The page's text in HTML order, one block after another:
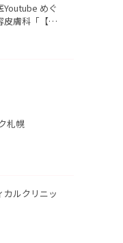
Youtube めぐ
皮膚科「【ヒ
ド注入を美
札幌
カルクリニッ